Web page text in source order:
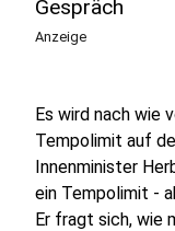
Gespräch
Anzeige
Es wird nach wie
Tempolimit auf
Innenminister
ein Tempolimit -
Er fragt sich, wie